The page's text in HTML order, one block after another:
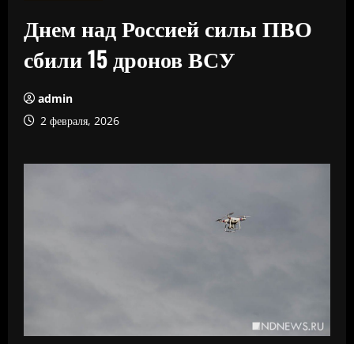
Днем над Россией силы ПВО
сбили 15 дронов ВСУ
admin
2 февраля, 2026